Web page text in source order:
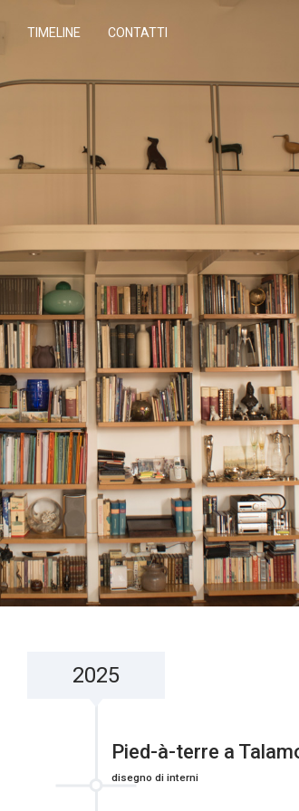
TIMELINE CONTATTI
2025
Pied-à-terre a
disegno di interni